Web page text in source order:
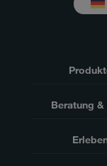
Beratung &